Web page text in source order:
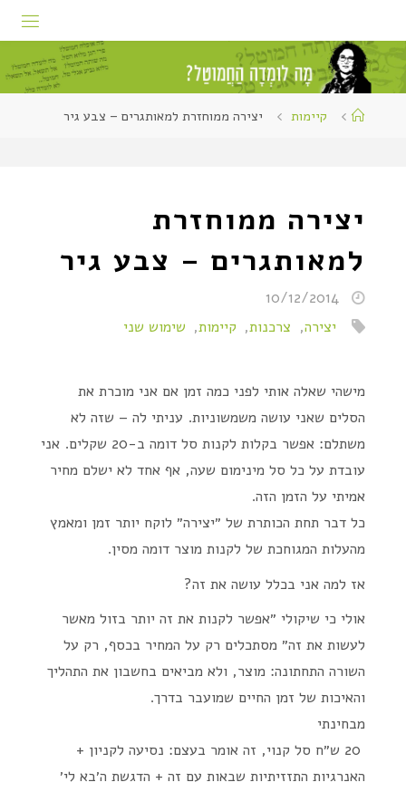
קיימות יצירה ממוחזרת למאותגרים – צבע גיר
יצירה ממוחזרת
למאותגרים – צבע גיר
10/12/2014
יצירה, צרכנות, קיימות, שימוש שני
מישהי שאלה אותי לפני כמה זמן אם אני מוכרת את
הסלים שאני עושה משמשוניות. עניתי לה – שזה לא
משתלם: אפשר בקלות לקנות סל דומה ב-20 שקלים. אני
עובדת על כל סל מינימום שעה, אף אחד לא ישלם מחיר
אמיתי על הזמן הזה.
כל דבר תחת הכותרת של ״יצירה״ לוקח יותר זמן ומאמץ
מהעלות המגוחכת של לקנות מוצר דומה מסין.
אז למה אני בכלל עושה את זה?
אולי כי שיקולי ״אפשר לקנות את זה יותר בזול מאשר
לעשות את זה״ מסתכלים רק על המחיר בכסף, רק על
השורה התחתונה: מוצר, ולא מביאים בחשבון את התהליך
והאיכות של זמן החיים שמועבר בדרך.
מבחינתי
20 ש״ח סל קנוי, זה אומר בעצם: נסיעה לקניון +
האנרגיות התזזיתיות שבאות עם זה + הדגשת ה׳בא לי׳